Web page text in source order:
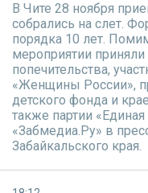
В Чите 28 ноября
собрались на слет.
порядка 10 лет.
мероприятии
попечительства,
«Женщины России»,
детского фонда и
также партии «Единая
«Забмедиа.Ру» в
Забайкальского края.